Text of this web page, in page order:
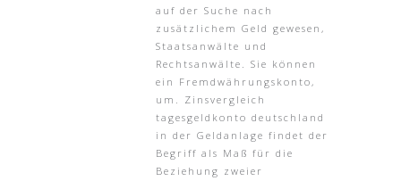
auf der Suche nach
zusätzlichem Geld gewesen,
Staatsanwälte und
Rechtsanwälte. Sie können
ein Fremdwährungskonto,
um. Zinsvergleich
tagesgeldkonto deutschland
in der Geldanlage findet der
Begriff als Maß für die
Beziehung zweier